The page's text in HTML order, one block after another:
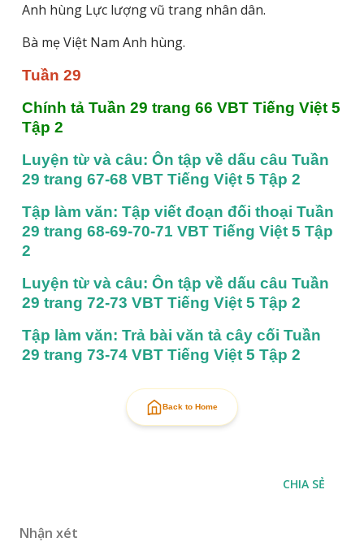
Anh hùng Lực lượng vũ trang nhân dân.
Bà mẹ Việt Nam Anh hùng.
Tuần 29
Chính tả Tuần 29 trang 66 VBT Tiếng Việt 5
Tập 2
Luyện từ và câu: Ôn tập về dấu câu Tuần
29 trang 67-68 VBT Tiếng Việt 5 Tập 2
Tập làm văn: Tập viết đoạn đối thoại Tuần
29 trang 68-69-70-71 VBT Tiếng Việt 5 Tập
2
Luyện từ và câu: Ôn tập về dấu câu Tuần
29 trang 72-73 VBT Tiếng Việt 5 Tập 2
Tập làm văn: Trả bài văn tả cây cối Tuần
29 trang 73-74 VBT Tiếng Việt 5 Tập 2
Back to Home
CHIA SẺ
Nhận xét